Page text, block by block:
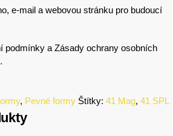
e-mail a webovou stránku pro budoucí
podmínky a Zásady ochrany osobních
, Pevné formy Štítky: 41 Mag, 41 SPL